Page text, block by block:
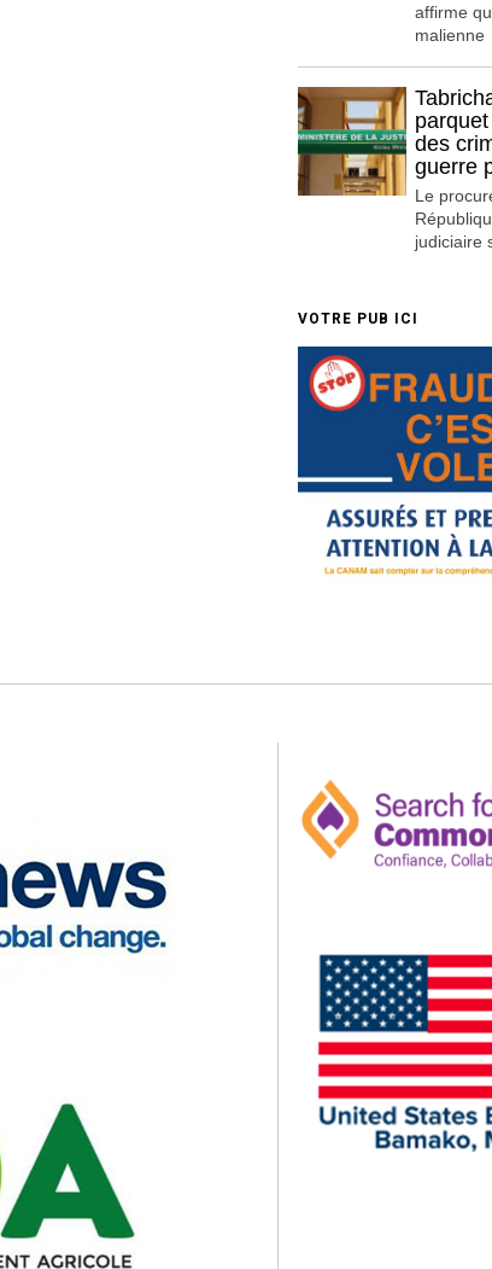
affirme
malienne
des
guerre
Le
judiciaire
VOTRE PUB ICI